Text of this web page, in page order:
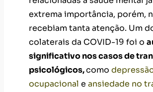
extrema importância, porém,
recebiam tanta atenção. Um
colaterais da COVID-19 foi o
significativo nos casos de
psicológicos,como
ocupacional e ansiedade no